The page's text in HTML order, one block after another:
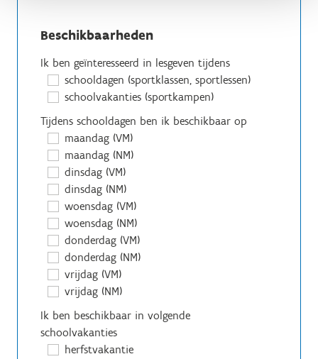
Beschikbaarheden
Ik ben geïnteresseerd in lesgeven tijdens
schooldagen (sportklassen, sportlessen)
schoolvakanties (sportkampen)
Tijdens schooldagen ben ik beschikbaar op
maandag (VM)
maandag (NM)
dinsdag (VM)
dinsdag (NM)
woensdag (VM)
woensdag (NM)
donderdag (VM)
donderdag (NM)
vrijdag (VM)
vrijdag (NM)
Ik ben beschikbaar in volgende
schoolvakanties
herfstvakantie